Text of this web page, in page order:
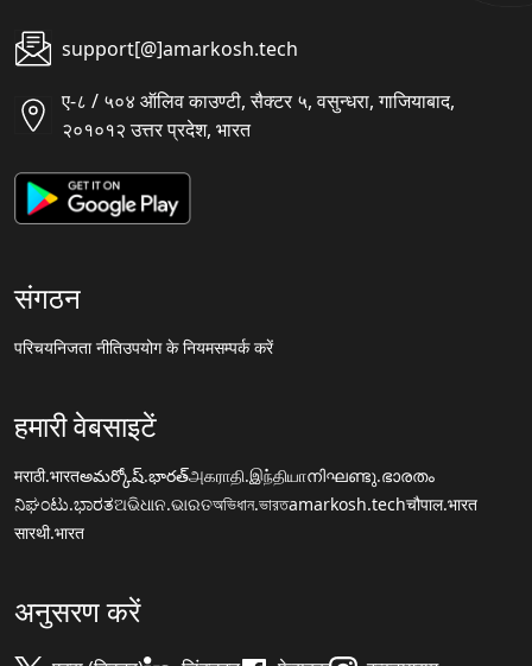
support[@]amarkosh.tech
ए-८ / ५०४ ऑलिव काउण्टी, सैक्टर ५, वसुन्धरा, गाजियाबाद,
२०१०१२ उत्तर प्रदेश, भारत
संगठन
परिचयनिजता नीतिउपयोग के नियमसम्पर्क करें
हमारी वेबसाइटें
मराठी.भारतఅమర్కోష్.భారత్அகராதி.இந்தியாനിഘണ്ടു.ഭാരതം
ನಿಘಂಟು.ಭಾರತଅଭିଧାନ.ଭାରତঅভিধান.ভারতamarkosh.techचौपाल.भारत
सारथी.भारत
अनुसरण करें